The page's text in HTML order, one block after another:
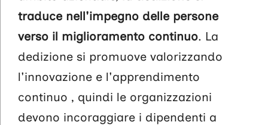
traduce nell'impegno delle persone
verso il miglioramento continuo. La
dedizione si promuove valorizzando
l'innovazione e l'apprendimento
continuo , quindi le organizzazioni
devono incoraggiare i dipendenti a